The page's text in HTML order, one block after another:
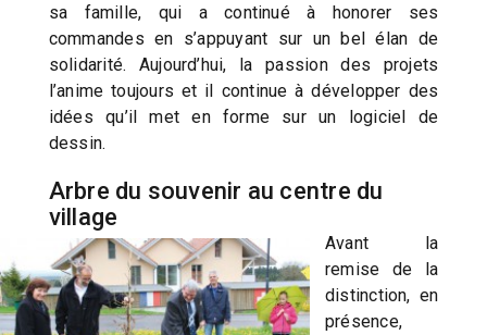
sa famille, qui a continué à honorer ses
commandes en s’appuyant sur un bel élan de
solidarité. Aujourd’hui, la passion des projets
l’anime toujours et il continue à développer des
idées qu’il met en forme sur un logiciel de
dessin.
Arbre du souvenir au centre du
village
Avant la
remise de la
distinction, en
présence,